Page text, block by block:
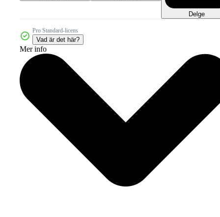
Delge
Pro Standard-licens
Vad är det här?
Mer info